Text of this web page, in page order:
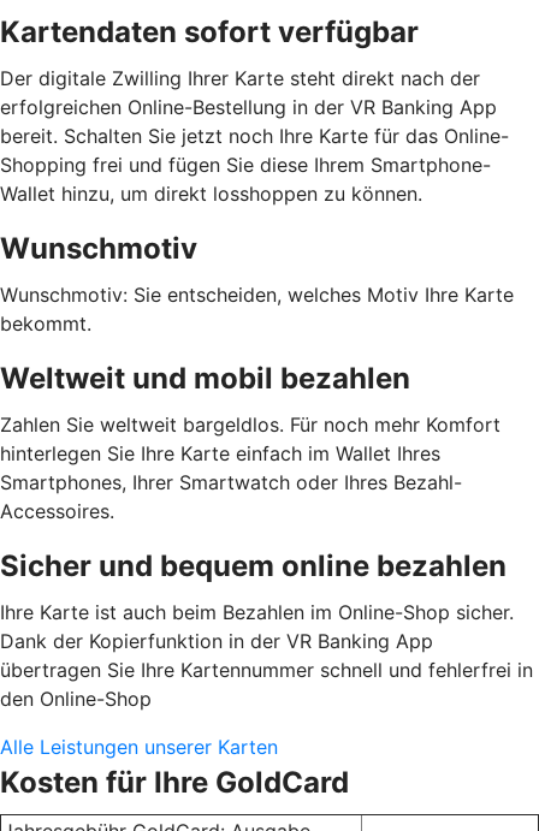
Kartendaten sofort verfügbar
Der digitale Zwilling Ihrer Karte steht direkt nach der
erfolgreichen Online-Bestellung in der VR Banking App
bereit. Schalten Sie jetzt noch Ihre Karte für das Online-
Shopping frei und fügen Sie diese Ihrem Smartphone-
Wallet hinzu, um direkt losshoppen zu können.
Wunschmotiv
Wunschmotiv: Sie entscheiden, welches Motiv Ihre Karte
bekommt.
Weltweit und mobil bezahlen
Zahlen Sie weltweit bargeldlos. Für noch mehr Komfort
hinterlegen Sie Ihre Karte einfach im Wallet Ihres
Smartphones, Ihrer Smartwatch oder Ihres Bezahl-
Accessoires.
Sicher und bequem online bezahlen
Ihre Karte ist auch beim Bezahlen im Online-Shop sicher.
Dank der Kopierfunktion in der VR Banking App
übertragen Sie Ihre Kartennummer schnell und fehlerfrei in
den Online-Shop
Alle Leistungen unserer Karten
Kosten für Ihre GoldCard